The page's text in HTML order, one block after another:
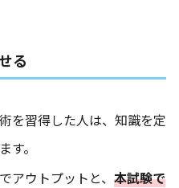
る
を習得した人は、知識を定
ます。
アウトプットと、 本試験で